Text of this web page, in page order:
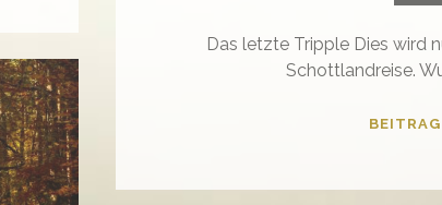
Das letzte Tripple Dies wird
Schottlandreise.